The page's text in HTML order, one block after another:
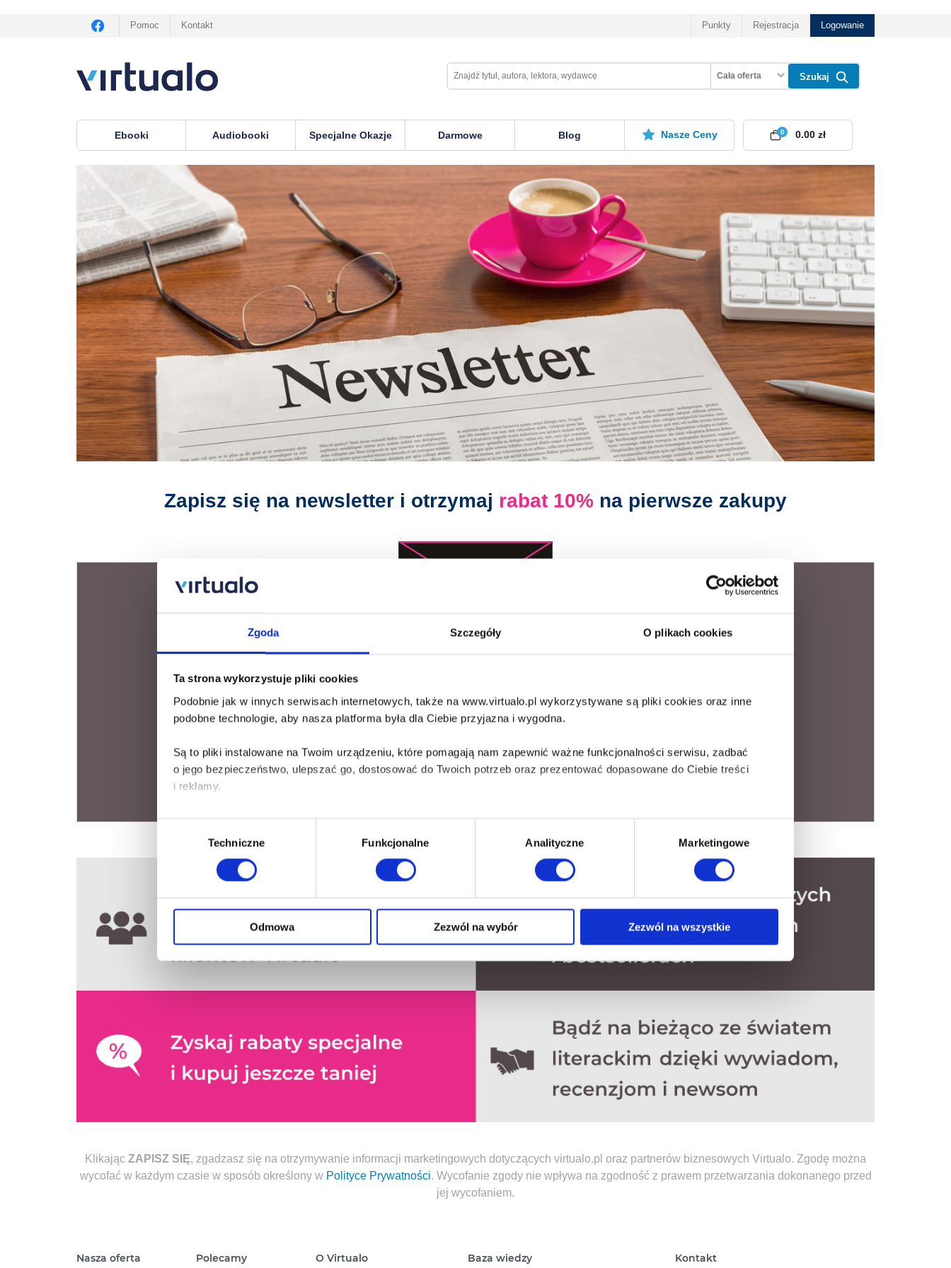
Zgoda Szczegóły O plikach cookies
Ta strona wykorzystuje pliki cookies
Podobnie jak w innych serwisach internetowych, także na www.virtualo.pl wykorzystywane są pliki cookies oraz inne
podobne technologie, aby nasza platforma była dla Ciebie przyjazna i wygodna.
Są to pliki instalowane na Twoim urządzeniu, które pomagają nam zapewnić ważne funkcjonalności serwisu, zadbać
o jego bezpieczeństwo, ulepszać go, dostosować do Twoich potrzeb oraz prezentować dopasowane do Ciebie treści
i reklamy.
Poza plikami, które są nam niezbędne do prawidłowego i bezpiecznego działania serwisu - są także takie, które wymagają
Twojej zgody.
Każda udzielona zgoda poprawi Twoje doświadczenia jeśli jesteś naszym Użytkownikiem.
Techniczne Funkcjonalne Analityczne Marketingowe
Odmowa Zezwól na wybór Zezwól na wszystkie
Pomoc Kontakt Punkty Rejestracja Logowanie
Cała oferta Szukaj
Ebooki Audiobooki Specjalne Okazje Darmowe Blog Nasze Ceny 0 0.00 zł
Zapisz się na newsletter i otrzymaj rabat 10% na pierwsze zakupy
Zapisz się >>>
Klikając ZAPISZ SIĘ, zgadzasz się na otrzymywanie informacji marketingowych dotyczących virtualo.pl oraz partnerów biznesowych Virtualo. Zgodę można
wycofać w każdym czasie w sposób określony w Polityce Prywatności. Wycofanie zgody nie wpływa na zgodność z prawem przetwarzania dokonanego przed
jej wycofaniem.
Nasza oferta Polecamy O Virtualo Baza wiedzy Kontakt